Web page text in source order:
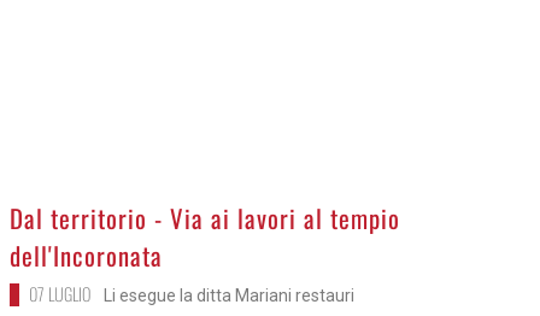
>
Dal territorio - Via ai lavori al tempio
dell'Incoronata
07 LUGLIO Li esegue la ditta Mariani restauri